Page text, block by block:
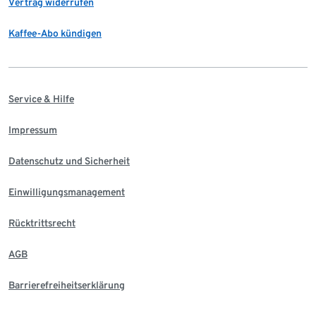
Kaffee-Abo kündigen
Service & Hilfe
Impressum
Datenschutz und Sicherheit
Einwilligungsmanagement
Rücktrittsrecht
AGB
Barrierefreiheitserklärung